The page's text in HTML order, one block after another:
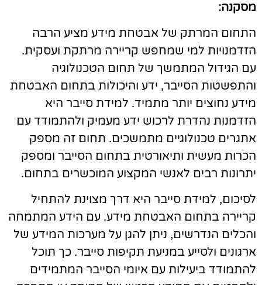
המרתק של אבטחת מידע מציע הרבה
למי שמחפש קריירה מרתקת ועסקית.
הגידול המתמשך של תחום הטכנולוגיה
הסייבר, ידע והיכולות בתחום האבטחת
נחוצים יותר מתמיד. למידת סייבר היא
נהדרת לרכוש ידע מעמיק ולהתמודד עם
טכנולוגיים מתמשכים. תחום זה מספק
מעשית ותיאורטית בתחום הסייבר ומספק
רבים לאנשי המקצוע המוכשרים בתחום.
למידת סייבר היא דרך מצוינת להתחיל
בתחום האבטחת מידע. עם הידע המתמחה
הנדרשים, ניתן להגן על מערכות המידע של
ולסייע במניעת תקיפות סייבר. כך תוכל
ביעילות עם איומי הסייבר המתמידים